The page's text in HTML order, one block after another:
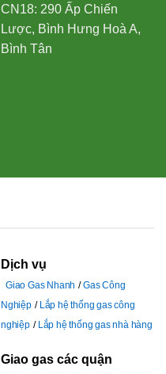
CN18: 290 Ấp Chiến
Lược, Bình Hưng Hoà A,
Bình Tân
Dịch vụ
Giao Gas Nhanh
Gas Công
Nghiệp
Lắp hệ thống gas công
nghiệp
Lắp hệ thống gas nhà hàng
Giao gas các quận